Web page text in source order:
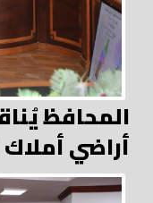
المحافظ
أراضي أملاك